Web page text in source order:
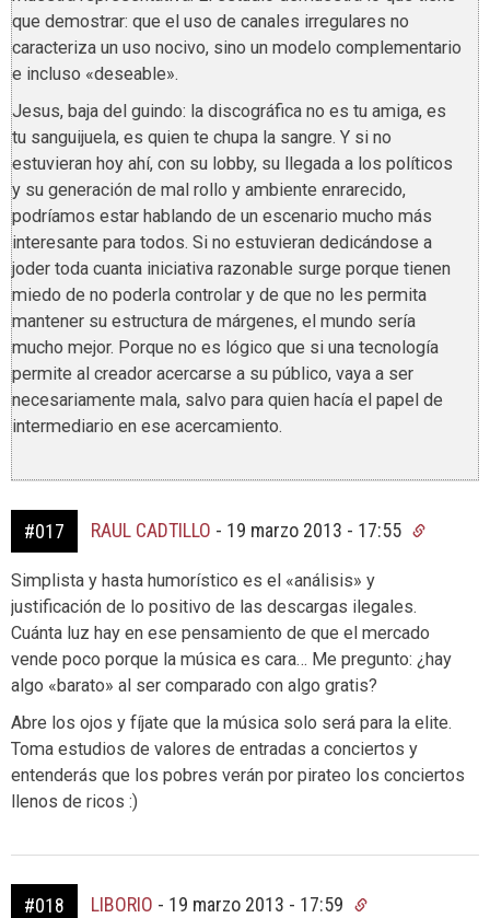
que demostrar: que el uso de canales irregulares no
caracteriza un uso nocivo, sino un modelo complementario
e incluso «deseable».
Jesus, baja del guindo: la discográfica no es tu amiga, es
tu sanguijuela, es quien te chupa la sangre. Y si no
estuvieran hoy ahí, con su lobby, su llegada a los políticos
y su generación de mal rollo y ambiente enrarecido,
podríamos estar hablando de un escenario mucho más
interesante para todos. Si no estuvieran dedicándose a
joder toda cuanta iniciativa razonable surge porque tienen
miedo de no poderla controlar y de que no les permita
mantener su estructura de márgenes, el mundo sería
mucho mejor. Porque no es lógico que si una tecnología
permite al creador acercarse a su público, vaya a ser
necesariamente mala, salvo para quien hacía el papel de
intermediario en ese acercamiento.
#017 RAUL CADTILLO - 19 marzo 2013 - 17:55
Simplista y hasta humorístico es el «análisis» y
justificación de lo positivo de las descargas ilegales.
Cuánta luz hay en ese pensamiento de que el mercado
vende poco porque la música es cara… Me pregunto: ¿hay
algo «barato» al ser comparado con algo gratis?
Abre los ojos y fíjate que la música solo será para la elite.
Toma estudios de valores de entradas a conciertos y
entenderás que los pobres verán por pirateo los conciertos
llenos de ricos :)
#018 LIBORIO - 19 marzo 2013 - 17:59